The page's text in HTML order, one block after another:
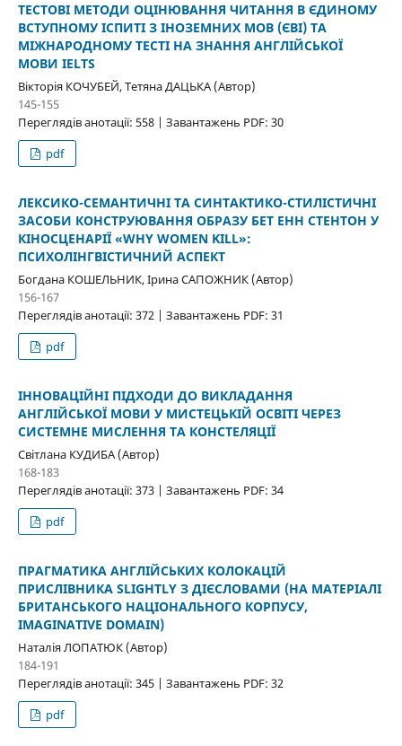
ТЕСТОВІ МЕТОДИ ОЦІНЮВАННЯ ЧИТАННЯ В ЄДИНОМУ
ВСТУПНОМУ ІСПИТІ З ІНОЗЕМНИХ МОВ (ЄВІ) ТА
МІЖНАРОДНОМУ ТЕСТІ НА ЗНАННЯ АНГЛІЙСЬКОЇ
МОВИ IELTS
Вікторія КОЧУБЕЙ, Тетяна ДАЦЬКА (Автор)
145-155
Переглядів анотації: 558 | Завантажень PDF: 30
pdf
ЛЕКСИКО-СЕМАНТИЧНІ ТА СИНТАКТИКО-СТИЛІСТИЧНІ
ЗАСОБИ КОНСТРУЮВАННЯ ОБРАЗУ БЕТ ЕНН СТЕНТОН У
КІНОСЦЕНАРІЇ «WHY WOMEN KILL»:
ПСИХОЛІНГВІСТИЧНИЙ АСПЕКТ
Богдана КОШЕЛЬНИК, Ірина САПОЖНИК (Автор)
156-167
Переглядів анотації: 372 | Завантажень PDF: 31
pdf
ІННОВАЦІЙНІ ПІДХОДИ ДО ВИКЛАДАННЯ
АНГЛІЙСЬКОЇ МОВИ У МИСТЕЦЬКІЙ ОСВІТІ ЧЕРЕЗ
СИСТЕМНЕ МИСЛЕННЯ ТА КОНСТЕЛЯЦІЇ
Світлана КУДИБА (Автор)
168-183
Переглядів анотації: 373 | Завантажень PDF: 34
pdf
ПРАГМАТИКА АНГЛІЙСЬКИХ КОЛОКАЦІЙ
ПРИСЛІВНИКА SLIGHTLY З ДІЄСЛОВАМИ (НА МАТЕРІАЛІ
БРИТАНСЬКОГО НАЦІОНАЛЬНОГО КОРПУСУ,
IMAGINATIVE DOMAIN)
Наталія ЛОПАТЮК (Автор)
184-191
Переглядів анотації: 345 | Завантажень PDF: 32
pdf